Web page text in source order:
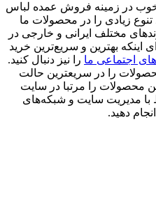
خوب در زمینه فروش عمده لباس
زیادی را در محصولات ما
مختلف ایرانی و خارجی در
بهترین و سریع‌ترین خرید
اجتماعی ما را نیز دنبال کنید.
را در سریعترین حالت
محصولات را مرتبا در سایت
با مدیریت سایت و شبکه‌های
دهید.